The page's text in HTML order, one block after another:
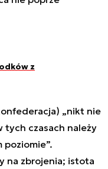
z
„nikt nie
tych czasach należy
na zbrojenia; istota